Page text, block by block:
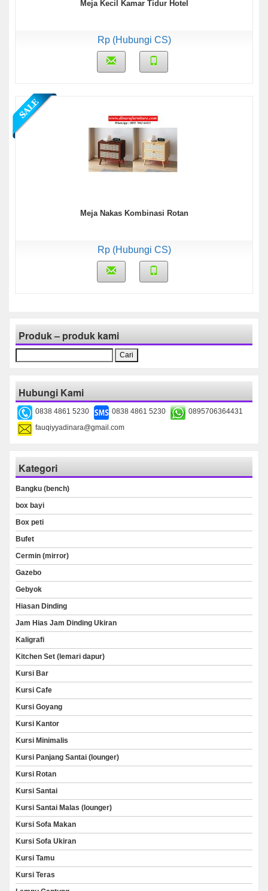
Meja Kecil Kamar Tidur Hotel
Rp (Hubungi CS)
Meja Nakas Kombinasi Rotan
Rp (Hubungi CS)
Produk – produk kami
untuk:
Hubungi Kami
0838 4861 5230 0838 4861 5230
0895706364431
fauqiyyadinara@gmail.com
Kategori
Bangku (bench)
box bayi
Box peti
Bufet
Cermin (mirror)
Gazebo
Gebyok
Hiasan Dinding
Jam Hias Jam Dinding Ukiran
Kaligrafi
Kitchen Set (lemari dapur)
Kursi Bar
Kursi Cafe
Kursi Goyang
Kursi Kantor
Kursi Minimalis
Kursi Panjang Santai (lounger)
Kursi Rotan
Kursi Santai
Kursi Santai Malas (lounger)
Kursi Sofa Makan
Kursi Sofa Ukiran
Kursi Tamu
Kursi Teras